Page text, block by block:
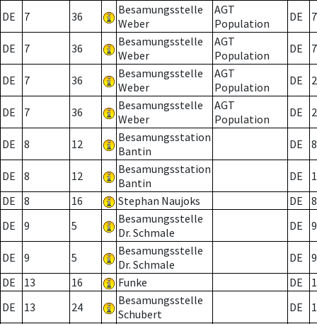
DE 7 36
Besamungsstelle
Weber
AGT
Population
DE 7
DE 7 36
Besamungsstelle
Weber
AGT
Population
DE 7
DE 7 36
Besamungsstelle
Weber
AGT
Population
DE 2
DE 7 36
Besamungsstelle
Weber
AGT
Population
DE 2
DE 8 12
Besamungsstation
Bantin
DE 8
DE 8 12
Besamungsstation
Bantin
DE
DE
8 16 Stephan Naujoks DE
8
DE
9 5
Besamungsstelle
Dr. Schmale
DE 9
DE 9 5
Besamungsstelle
Dr. Schmale
DE
9
DE
13 16 Funke DE
DE
13 24
Besamungsstelle
Schubert
DE